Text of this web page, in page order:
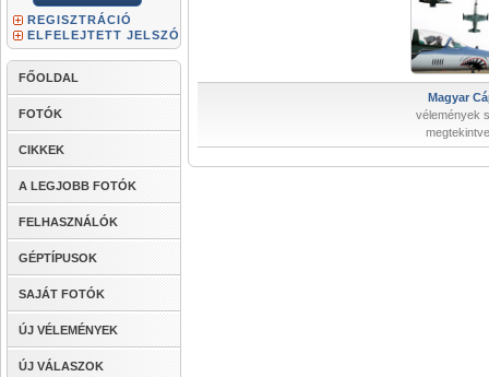
REGISZTRÁCIÓ
ELFELEJTETT JELSZÓ
FŐOLDAL
FOTÓK
CIKKEK
A LEGJOBB FOTÓK
FELHASZNÁLÓK
GÉPTÍPUSOK
SAJÁT FOTÓK
ÚJ VÉLEMÉNYEK
ÚJ VÁLASZOK
Magyar
vélemények